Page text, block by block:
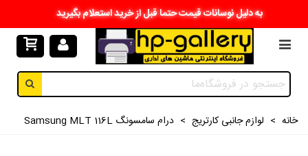
به دلیل نوسانات قیمت حتما قبل از خرید استعلام بگیرید
خانه > لوازم جانبی کارتریج > درام سامسونگ Samsung MLT 116L